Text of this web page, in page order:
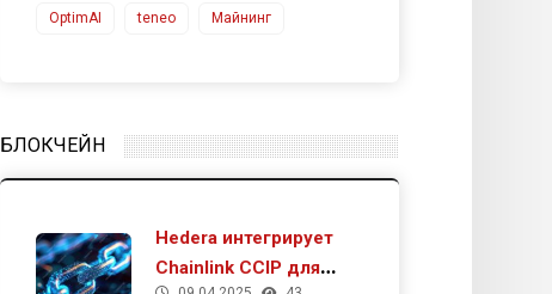
OptimAI teneo Майнинг
БЛОКЧЕЙН
Hedera интегрирует
Chainlink CCIP для